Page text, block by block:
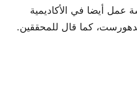
عمل أيضا في الأكاديمية
كما قال للمحققين.